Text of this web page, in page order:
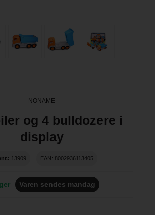
NONAME
og 4 bulldozere i
display
13909 EAN: 8002936113405
Varen sendes mandag